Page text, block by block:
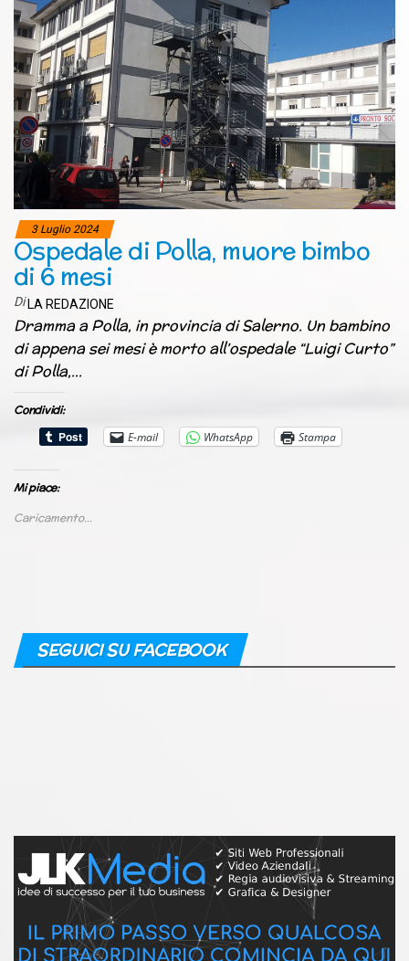
3 Luglio 2024
Ospedale di Polla, muore bimbo
di 6 mesi
Di LA REDAZIONE
Dramma a Polla, in provincia di Salerno. Un bambino
di appena sei mesi è morto all’ospedale “Luigi Curto”
di Polla,…
Condividi:
E-mail
WhatsApp Stampa
Mi piace:
Caricamento...
SEGUICI SU FACEBOOK